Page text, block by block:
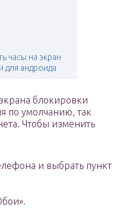
часы на экран
для андроида
блокировки
по умолчанию, так
Чтобы изменить
и выбрать пункт